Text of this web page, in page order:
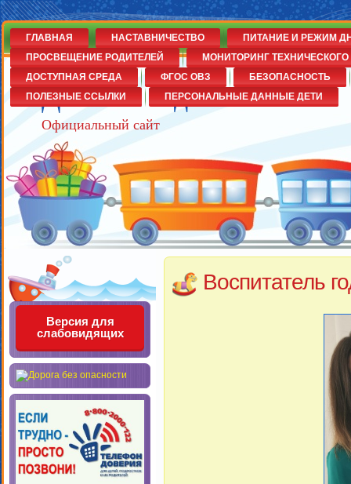
Детский сад№14
Официальный сайт
ГЛАВНАЯ НАСТАВНИЧЕСТВО
ПИТАНИЕ И РЕЖИМ
ПРОСВЕЩЕНИЕ РОДИТЕЛЕЙ
МОНИТОРИНГ
ДОСТУПНАЯ СРЕДА
ФГОС ОВЗ
БЕЗОПАСНОСТЬ
ПОЛЕЗНЫЕ ССЫЛКИ
ПЕРСОНАЛЬНЫЕ ДАННЫЕ ДЕТИ
Версия для
слабовидящих
Воспитатель